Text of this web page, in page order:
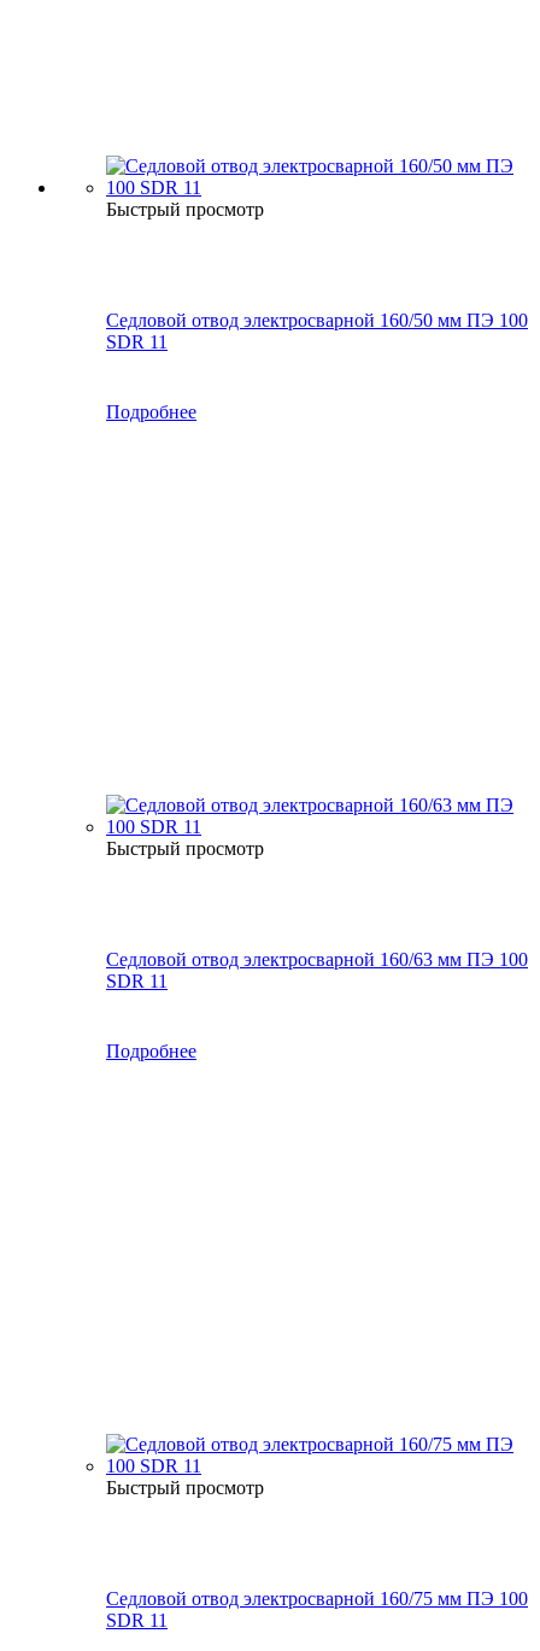
Быстрый просмотр
Седловой отвод электросварной 160/50 мм ПЭ 100
SDR 11
Подробнее
Быстрый просмотр
Седловой отвод электросварной 160/63 мм ПЭ 100
SDR 11
Подробнее
Быстрый просмотр
Седловой отвод электросварной 160/75 мм ПЭ 100
SDR 11